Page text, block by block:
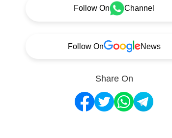
Follow On Channel
Follow On News
Share On